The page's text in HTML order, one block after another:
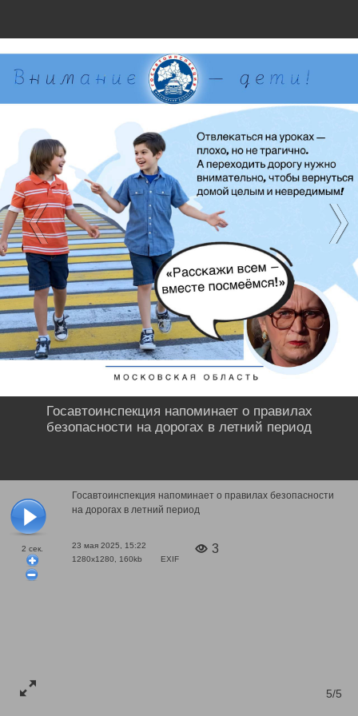
2 сек.
Госавтоинспекция напоминает о правилах безопасности
на дорогах в летний период
23 мая 2025, 15:22
1280x1280, 160kb
EXIF
3
5/5
Госавтоинспекция напоминает о правилах
безопасности на дорогах в летний период